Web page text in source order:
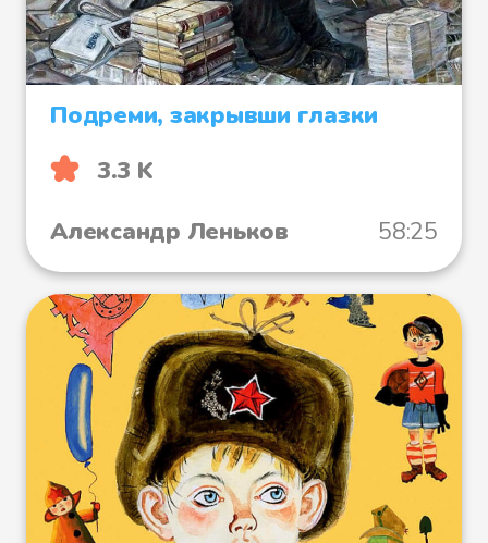
Подреми, закрывши глазки
3.3 K
Александр Леньков
58:25